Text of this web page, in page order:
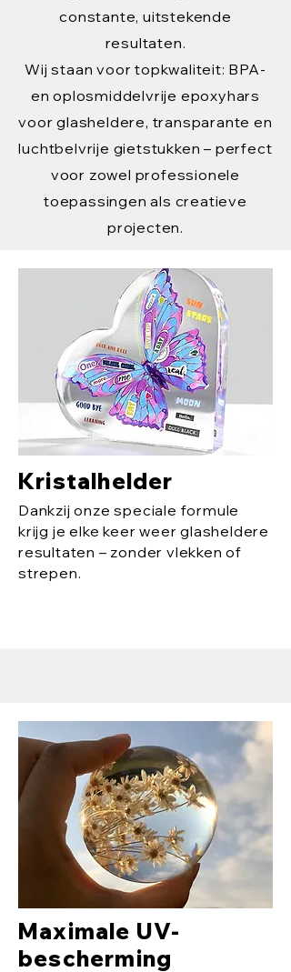
constante, uitstekende
resultaten.
Wij staan voor topkwaliteit: BPA-
en oplosmiddelvrije epoxyhars
voor glasheldere, transparante en
luchtbelvrije gietstukken – perfect
voor zowel professionele
toepassingen als creatieve
projecten.
Kristalhelder
Dankzij onze speciale formule
krijg je elke keer weer glasheldere
resultaten – zonder vlekken of
strepen.
Maximale UV-
bescherming